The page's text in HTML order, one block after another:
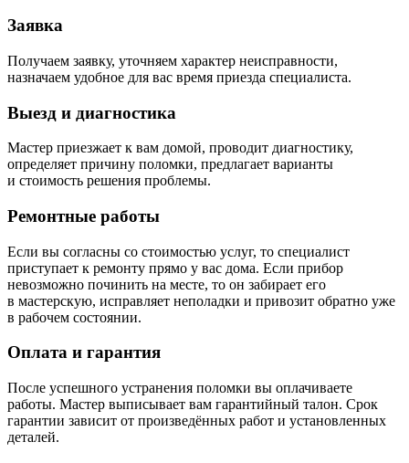
Заявка
Получаем заявку, уточняем характер неисправности,
назначаем удобное для вас время приезда специалиста.
Выезд и диагностика
Мастер приезжает к вам домой, проводит диагностику,
определяет причину поломки, предлагает варианты
и стоимость решения проблемы.
Ремонтные работы
Если вы согласны со стоимостью услуг, то специалист
приступает к ремонту прямо у вас дома. Если прибор
невозможно починить на месте, то он забирает его
в мастерскую, исправляет неполадки и привозит обратно уже
в рабочем состоянии.
Оплата и гарантия
После успешного устранения поломки вы оплачиваете
работы. Мастер выписывает вам гарантийный талон. Срок
гарантии зависит от произведённых работ и установленных
деталей.